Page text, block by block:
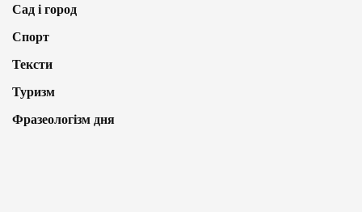
Сад і город
Спорт
Тексти
Туризм
Фразеологізм дня